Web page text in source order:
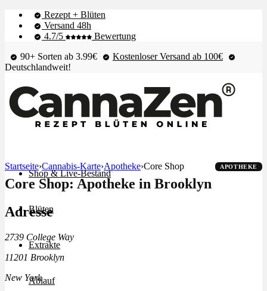
Rezept + Blüten
Versand 48h
4.7/5
Bewertung
90+ Sorten ab 3.99€
Kostenloser Versand ab 100€
Deutschlandweit!
Shop & Live-Bestand
Blüten
Extrakte
Ablauf
Startseite›Cannabis-Karte›Apotheke›Core Shop APOTHEKE
Core Shop: Apotheke in Brooklyn
Adresse
2739 College Way
11201 Brooklyn
New York